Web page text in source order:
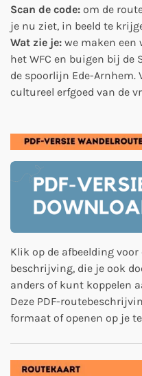
Scan de code: om de
je nu ziet, in beeld te
Wat zie je: we maken een
het WFC en buigen bij
de spoorlijn Ede-Arnhem.
cultureel erfgoed van de
Klik op de afbeelding
beschrijving, die je ook
anders of kunt koppelen
Deze PDF-
formaat of openen op je